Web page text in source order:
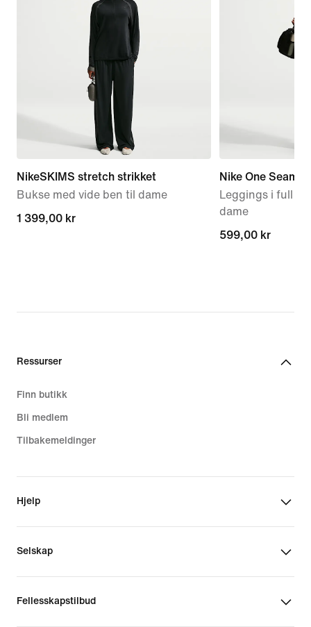
NikeSKIMS stretch strikket
Bukse med vide ben til dame
1 399,00 kr
1 399,00 kr
Nike One
Leggings i full
dame
599,00 kr
599,00 kr
Ressurser
Finn butikk
Bli medlem
Tilbakemeldinger
Hjelp
Selskap
Fellesskapstilbud